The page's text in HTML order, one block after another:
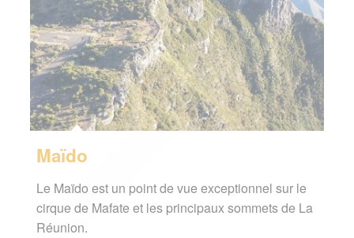
Maïdo
Le Maïdo est un point de vue exceptionnel sur le
cirque de Mafate et les principaux sommets de La
Réunion.